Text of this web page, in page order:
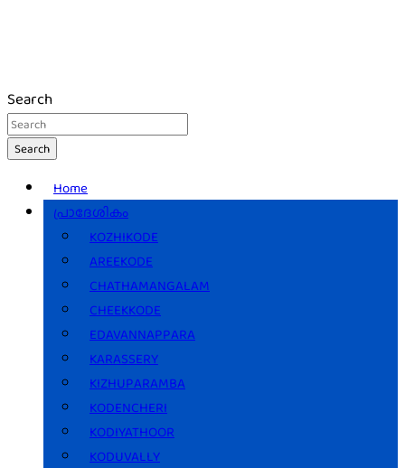
Search
Search
Home
പ്രാദേശികം
KOZHIKODE
AREEKODE
CHATHAMANGALAM
CHEEKKODE
EDAVANNAPPARA
KARASSERY
KIZHUPARAMBA
KODENCHERI
KODIYATHOOR
KODUVALLY